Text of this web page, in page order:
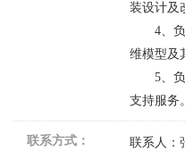
装设计及
4、
维模型及
5、
支持服务。
联系方式： 联系人：